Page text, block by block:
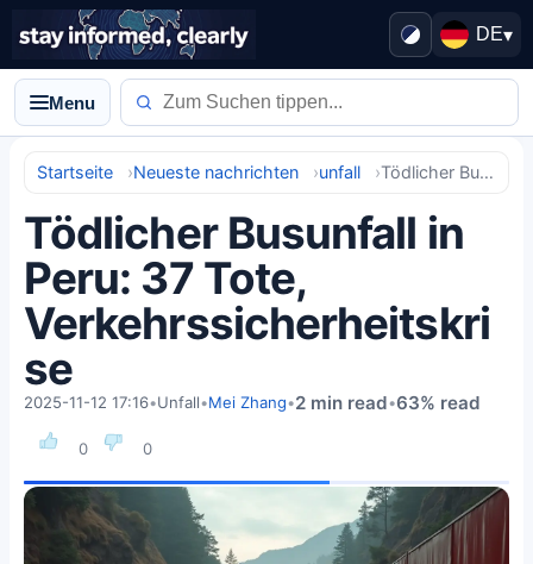
DE▾
Menu
Startseite Neueste nachrichten unfall Tödlicher Busunfall in Peru: 37 Tote, Verkehrssicherheitskrise
Tödlicher Busunfall in
Peru: 37 Tote,
Verkehrssicherheitskri
se
0 0
2025-11-12 17:16•Unfall•Mei Zhang•2 min read•63% read